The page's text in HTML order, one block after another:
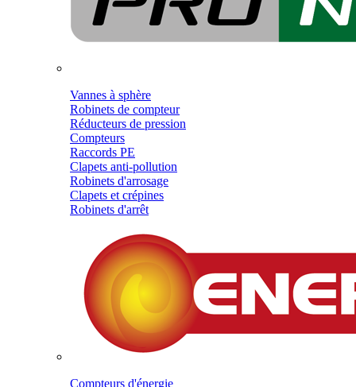
Vannes à sphère
Robinets de compteur
Réducteurs de pression
Compteurs
Raccords PE
Clapets anti-pollution
Robinets d'arrosage
Clapets et crépines
Robinets d'arrêt
Compteurs d'énergie